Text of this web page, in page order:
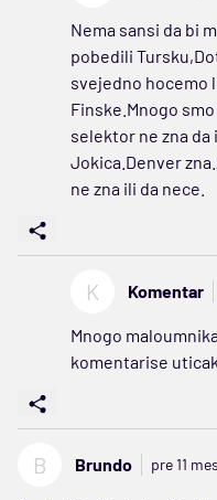
Nema sansi da bi
pobedili
svejedno hocemo
Finske.Mnogo
selektor ne zna
Jokica.Denver
ne zna ili da nece.
K Komentar
Mnogo
komentarise
B Brundo pre 11